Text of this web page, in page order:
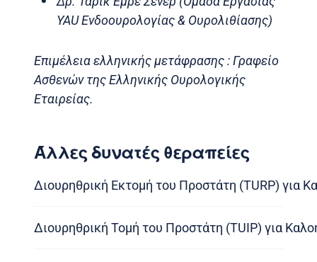
YAU Ενδοουρολογίας & Ουρολιθίασης)
Επιμέλεια ελληνικής μετάφρασης : Γραφείο
Ασθενών της Ελληνικής Ουρολογικής
Εταιρείας.
Άλλες δυνατές θεραπείες
Διουρηθρική Εκτομή του Προστάτη (TURP) για
Διουρηθρική Τομή του Προστάτη (TUIP) για